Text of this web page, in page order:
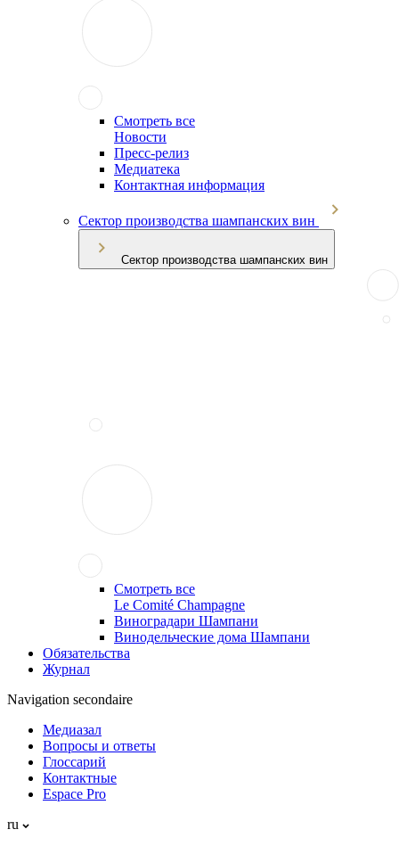
Смотреть все
Новости
Пресс-релиз
Медиатека
Контактная информация
Сектор производства шампанских вин
Сектор производства шампанских вин
Смотреть все
Le Comité Champagne
Виноградари Шампани
Винодельческие дома Шампани
Обязательства
Журнал
Navigation secondaire
Медиазал
Вопросы и ответы
Глоссарий
Контактные
Espace Pro
ru